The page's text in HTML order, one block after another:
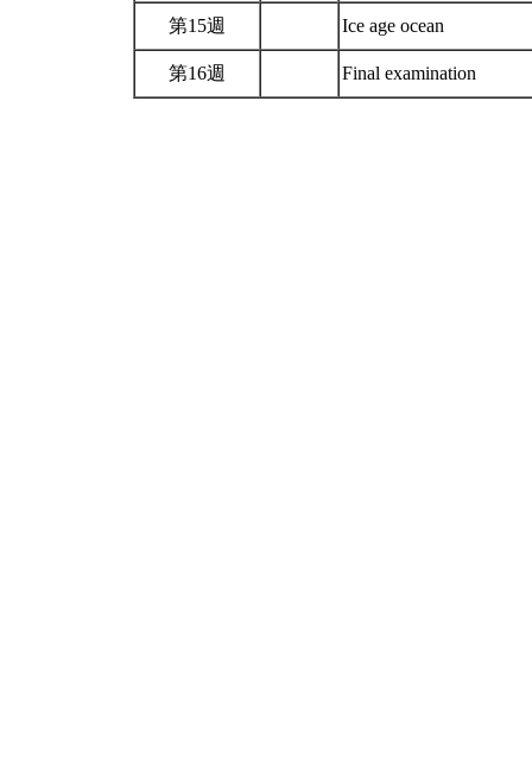
第15週 Ice age ocean
第16週 Final examination